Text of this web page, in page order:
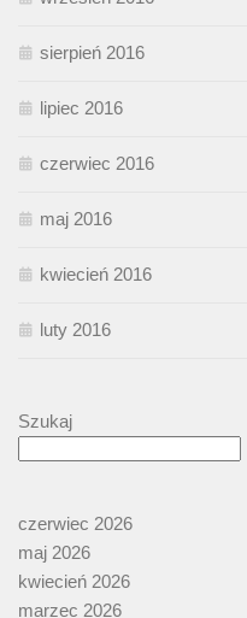
sierpień 2016
lipiec 2016
czerwiec 2016
maj 2016
kwiecień 2016
luty 2016
Szukaj
czerwiec 2026
maj 2026
kwiecień 2026
marzec 2026